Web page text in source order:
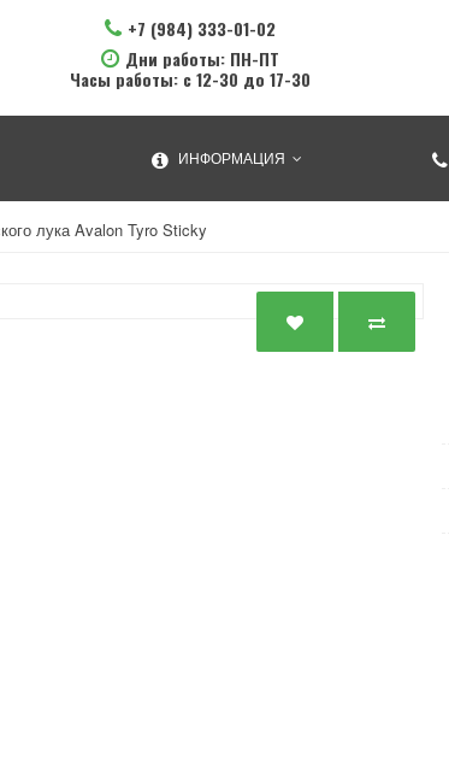
+7 (984) 333-01-02
Дни работы: ПН-ПТ
Часы работы: с 12-30 до 17-30
ИНФОРМАЦИЯ
лука Avalon Tyro Sticky